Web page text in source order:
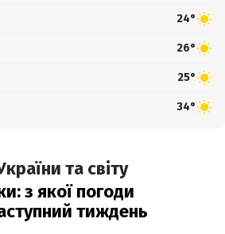
24°
26°
25°
34°
та світу
з якої погоди
тиждень